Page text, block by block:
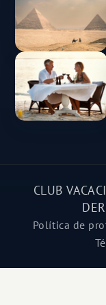
CLUB
Política de